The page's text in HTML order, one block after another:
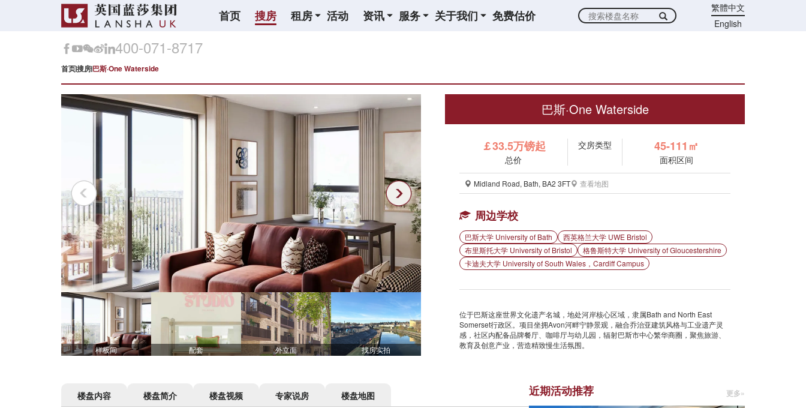
首页 搜房 租房 活动 资讯 服务 关于我们 免费估价
繁體中文
English
400-071-8717
首页搜房巴斯·One Waterside
样板间 配套 外立面 找房实拍
巴斯·One Waterside
￡33.5万镑起
总价
交房类型 45-111㎡
面积区间
Midland Road, Bath, BA2 3FT 查看地图
周边学校
巴斯大学 University of Bath
西英格兰大学 UWE Bristol
布里斯托大学 University of Bristol
格鲁斯特大学 University of Gloucestershire
卡迪夫大学 University of South Wales，Cardiff Campus
位于巴斯这座世界文化遗产名城，地处河岸核心区域，隶属Bath and North East
Somerset行政区。项目坐拥Avon河畔宁静景观，融合乔治亚建筑风格与工业遗产灵
感，社区内配备品牌餐厅、咖啡厅与幼儿园，辐射巴斯市中心繁华商圈，聚焦旅游、
教育及创意产业，营造精致慢生活氛围。
楼盘内容 楼盘简介 楼盘视频 专家说房 楼盘地图 近期活动推荐 更多»